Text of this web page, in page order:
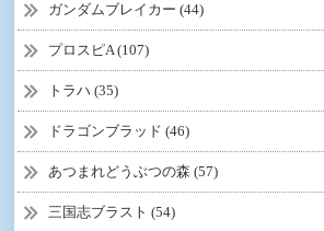
ガンダムブレイカー (44)
プロスピA (107)
トラハ (35)
ドラゴンブラッド (46)
あつまれどうぶつの森 (57)
三国志ブラスト (54)